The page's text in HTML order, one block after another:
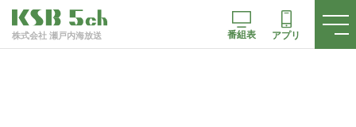
株式会社 瀬戸内海放送 番組表 アプリ